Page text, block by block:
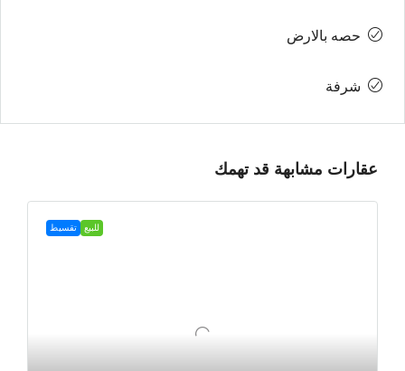
حصه بالارض
شرفة
عقارات مشابهة قد تهمك
للبيع تقسيط